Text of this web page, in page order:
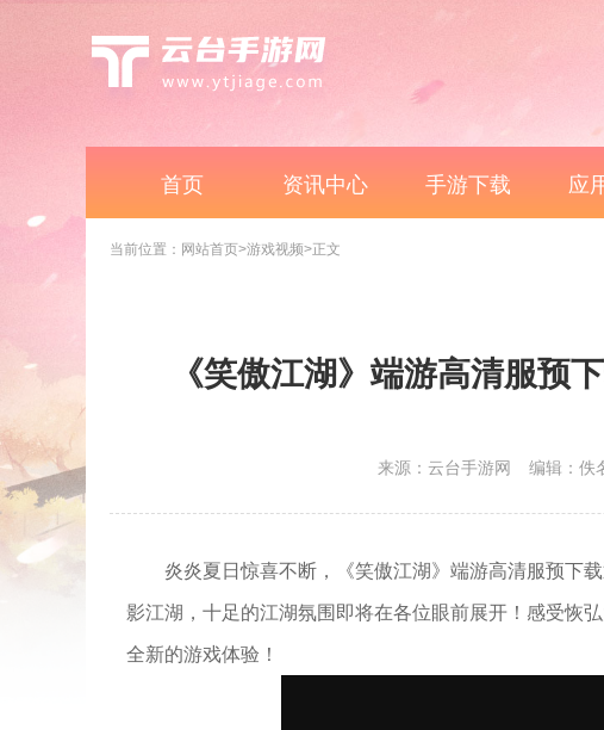
首页 资讯中心 手游下载 应
当前位置： 网站首页>游戏视频>正文
《笑傲江湖》端游高清服预
来源：云台手游网 编辑：佚
炎炎夏日惊喜不断，《笑傲江湖》端游高清服预下
影江湖，十足的江湖氛围即将在各位眼前展开！感受恢
全新的游戏体验！